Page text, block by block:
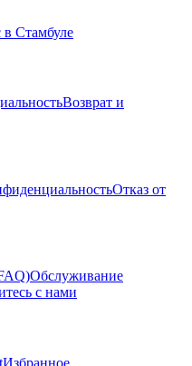
Стамбуле
Возврат и
Отказ от
Обслуживание
с нами
Избранное